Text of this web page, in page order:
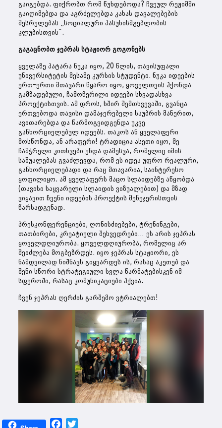
გაიგებდა. ფიქრობთ რომ წუხდებოდა? ჩვეულ რეჟიმში
გაიღიმებდა და აგრძელებდა კახას დავალებების
შესრულებას „სოციალური პასუხისმგებლობის
კლუბისთვის“.
გაგაცნობთ ჯეპრას სტაჟიორ გოგონებს
ყველაზე პატარა ნუკა იყო, 20 წლის, თავისუფალი
უნივერსიტეტის მესამე კურსის სტუდენტი. ნუკა იდეების
ერთ-ერთი მთავარი წყარო იყო, ყოველთვის ჰქონდა
გამზადებული, ჩამოწერილი იდეები სხვადასხვა
პროექტისთვის. ამ დროს, ხშირ შემთხვევაში, გვანცა
ერთვებოდა თავისი დამაჯერებელი საუბრის მანერით,
ავითარებდა და წარმოგვიდგენდა უკვე
განხორციელებულ იდეებს. თაკოს ან ყველაფერი
მოსწონდა, ან არაფერი! ტრადიცია ასეთი იყო, მე
ჩამჭრელი კითხვები უნდა დამესვა, რომელიც იმის
საშუალებას გვაძლევდა, რომ ეს იდეა უფრო რეალური,
განხორციელებადი და რაც მთავარია, საინტერესო
ყოფილიყო. ამ ყველაფერს მაცო სლაიდებზე აწყობდა
(თავისი საყვარელი სლაიდის ვიზუალებით) და მზად
ვიყავით ჩვენი იდეების პროექტის მენეჯერისთვის
წარსადგენად.
პრესკონფერენციები, ღონისძიებები, ტრენინგები,
თათბირები, კრეატიული შეხვედრები… ეს არის ჯეპრას
ყოველდღიურობა. ყოველდღიურობა, რომელიც არ
შეიძლება მოგბეზრდეს. იყო ჯეპრას სტაჟიორი, ეს
ნამდვილად ნიშნავს გიყვარდეს ის, რასაც აკეთებ და
შენი სწორი სტრატეგიული სვლა წარმატებისკენ იმ
სფეროში, რასაც კომუნიკაციები ჰქვია.
ჩვენ ჯეპრას ღერძის გარშემო ვტრიალებთ!
Facebook